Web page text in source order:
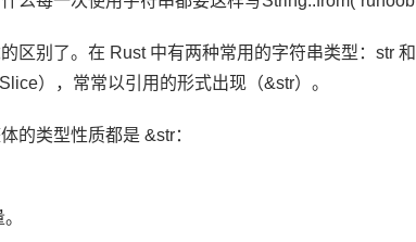
区别了。在 Rust 中有两种常用的字符串类型：str
），常常以引用的形式出现（&str）。
的类型性质都是 &str：